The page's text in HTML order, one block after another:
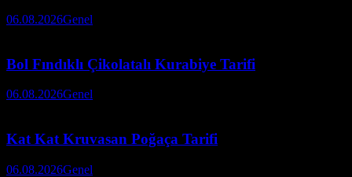
06.08.2026Genel
Bol Fındıklı Çikolatalı Kurabiye Tarifi
06.08.2026Genel
Kat Kat Kruvasan Poğaça Tarifi
06.08.2026Genel